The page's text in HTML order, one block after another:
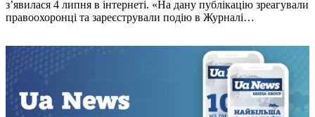
з’явилася 4 липня в iнтернетi. «На дану публiкацiю зреагували
правоохоронцi та зареєстрували подiю в Журналi…